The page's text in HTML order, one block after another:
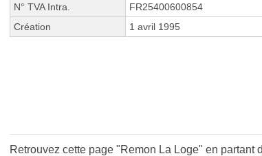
N° TVA Intra.
FR25400600854
Création
1 avril 1995
Retrouvez cette page "Remon La Loge" en partant